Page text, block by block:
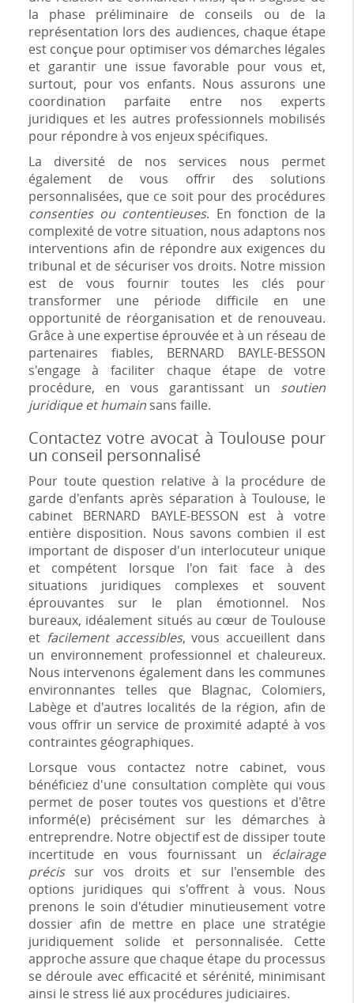
la phase préliminaire de conseils ou de la
représentation lors des audiences, chaque étape
est conçue pour optimiser vos démarches légales
et garantir une issue favorable pour vous et,
surtout, pour vos enfants. Nous assurons une
coordination parfaite entre nos experts
juridiques et les autres professionnels mobilisés
pour répondre à vos enjeux spécifiques.
La diversité de nos services nous permet
également de vous offrir des solutions
personnalisées, que ce soit pour des procédures
consenties ou contentieuses. En fonction de la
complexité de votre situation, nous adaptons nos
interventions afin de répondre aux exigences du
tribunal et de sécuriser vos droits. Notre mission
est de vous fournir toutes les clés pour
transformer une période difficile en une
opportunité de réorganisation et de renouveau.
Grâce à une expertise éprouvée et à un réseau de
partenaires fiables, BERNARD BAYLE-BESSON
s'engage à faciliter chaque étape de votre
procédure, en vous garantissant un soutien
juridique et humainsans faille.
Contactez votre avocat à Toulouse pour
un conseil personnalisé
Pour toute question relative à la procédure de
garde d'enfants après séparation à Toulouse, le
cabinet BERNARD BAYLE-BESSON est à votre
entière disposition. Nous savons combien il est
important de disposer d'un interlocuteur unique
et compétent lorsque l'on fait face à des
situations juridiques complexes et souvent
éprouvantes sur le plan émotionnel. Nos
bureaux, idéalement situés au cœur de Toulouse
et facilement accessibles, vous accueillent dans
un environnement professionnel et chaleureux.
Nous intervenons également dans les communes
environnantes telles que Blagnac, Colomiers,
Labège et d'autres localités de la région, afin de
vous offrir un service de proximité adapté à vos
contraintes géographiques.
Lorsque vous contactez notre cabinet, vous
bénéficiez d'une consultation complète qui vous
permet de poser toutes vos questions et d'être
informé(e) précisément sur les démarches à
entreprendre. Notre objectif est de dissiper toute
incertitude en vous fournissant un éclairage
précissur vos droits et sur l'ensemble des
options juridiques qui s'offrent à vous. Nous
prenons le soin d'étudier minutieusement votre
dossier afin de mettre en place une stratégie
juridiquement solide et personnalisée. Cette
approche assure que chaque étape du processus
se déroule avec efficacité et sérénité, minimisant
ainsi le stress lié aux procédures judiciaires.